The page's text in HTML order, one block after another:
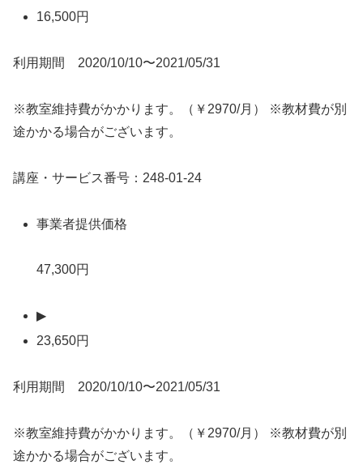
16,500円
利用期間 2020/10/10〜2021/05/31
※教室維持費がかかります。（￥2970/月） ※教材費が別
途かかる場合がございます。
講座・サービス番号：248-01-24
事業者提供価格
47,300円
▶
23,650円
利用期間 2020/10/10〜2021/05/31
※教室維持費がかかります。（￥2970/月） ※教材費が別
途かかる場合がございます。